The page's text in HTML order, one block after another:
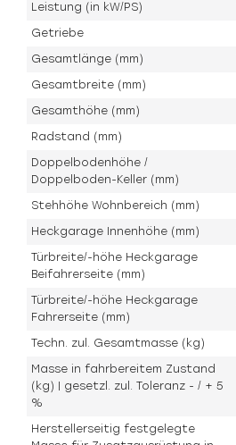
Leistung (in kW/PS)
Getriebe
Gesamtlänge (mm)
Gesamtbreite (mm)
Gesamthöhe (mm)
Radstand (mm)
Doppelbodenhöhe /
Doppelboden-Keller (mm)
Stehhöhe Wohnbereich (mm)
Heckgarage Innenhöhe (mm)
Türbreite/-höhe Heckgarage
Beifahrerseite (mm)
Türbreite/-höhe Heckgarage
Fahrerseite (mm)
Techn. zul. Gesamtmasse (kg)
Masse in fahrbereitem Zustand
(kg) | gesetzl. zul. Toleranz - / + 5
%
Herstellerseitig festgelegte